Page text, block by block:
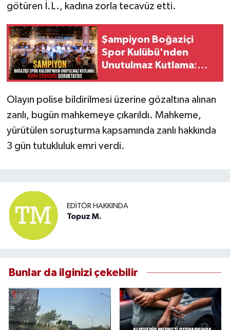
götüren İ.L., kadına zorla tecavüz etti.
Şampiyon Boğaziçi
Spor Kulübü'nden
Unutulmaz Kutlama:
Olayın polise bildirilmesi üzerine gözaltına alınan
zanlı, bugün mahkemeye çıkarıldı. Mahkeme,
yürütülen soruşturma kapsamında zanlı hakkında
3 gün tutukluluk emri verdi.
EDITÖR HAKKINDA
Topuz M.
Bunlar da ilginizi çekebilir